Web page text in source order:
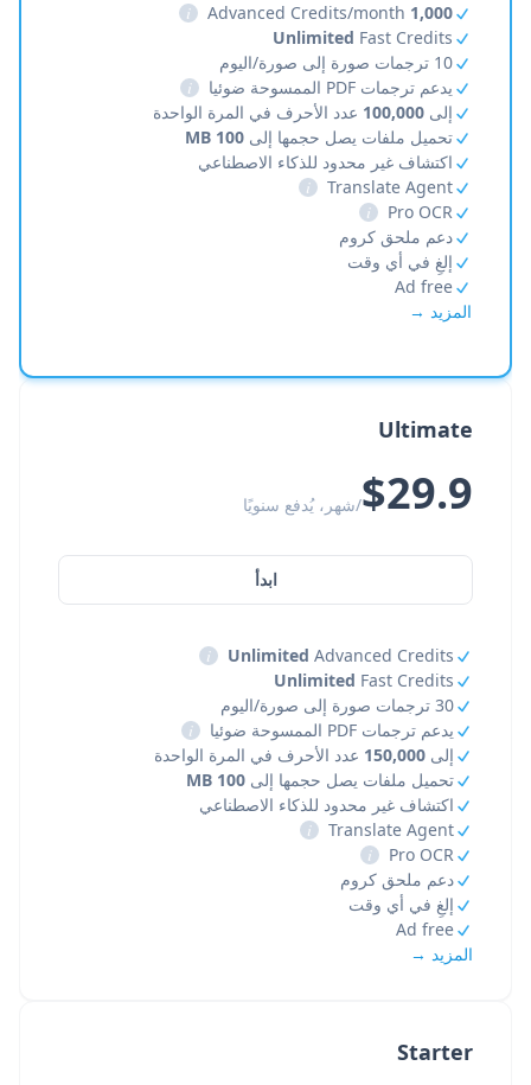
Starter
1,000
i
Unlimited Fast Credits
10 ترجمات صورة إلى صورة/اليوم
يدعم ترجمات PDF الممسوحة ضوئيا
i
إلى 100,000 عدد الأحرف في المرة الواحدة
تحميل ملفات يصل حجمها إلى 100 MB
اكتشاف غير محدود للذكاء الاصطناعي
Translate Agent
i
Pro OCR
i
دعم ملحق كروم
إلغِ في أي وقت
Ad free
المزيد →
Ultimate
$29.9/شهر، يُدفع سنويًا
ابدأ
Unlimited Advanced Credits
i
Unlimited Fast Credits
30 ترجمات صورة إلى صورة/اليوم
يدعم ترجمات PDF الممسوحة ضوئيا
i
إلى 150,000 عدد الأحرف في المرة الواحدة
تحميل ملفات يصل حجمها إلى 100 MB
اكتشاف غير محدود للذكاء الاصطناعي
Translate Agent
i
Pro OCR
i
دعم ملحق كروم
إلغِ في أي وقت
Ad free
المزيد →